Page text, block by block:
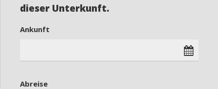
dieser Unterkunft.
Ankunft
Abreise